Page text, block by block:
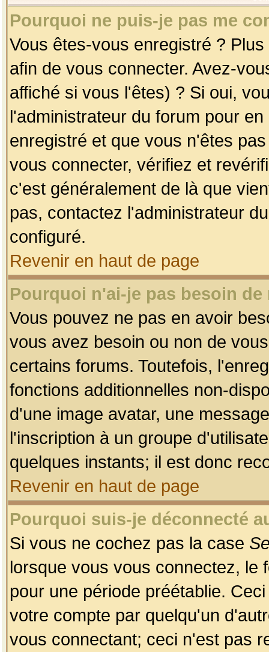
Pourquoi ne puis-je pas me
Vous êtes-vous enregistré ?
afin de vous connecter. Avez-
affiché si vous l'êtes) ? Si oui,
l'administrateur du forum pour
enregistré et que vous n'êtes
vous connecter, vérifiez et
c'est généralement de là que
pas, contactez l'administrateur
configuré.
Revenir en haut de page
Pourquoi n'ai-je pas besoin
Vous pouvez ne pas en avoir
vous avez besoin ou non de
certains forums. Toutefois,
fonctions additionnelles non-
d'une image avatar, une
l'inscription à un groupe
quelques instants; il est donc
Revenir en haut de page
Pourquoi suis-je déconnecté
Si vous ne cochez pas la case
lorsque vous vous connectez, le
pour une période préétablie.
votre compte par quelqu'un
vous connectant; ceci n'est pas